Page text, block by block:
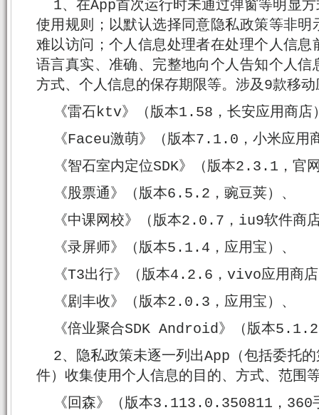
1、在App首次运行时未通过弹窗等明显
使用规则；以默认选择同意隐私政策等非
难以访问；个人信息处理者在处理个人信
语言真实、准确、完整地向个人告知个人
方式、个人信息的保存期限等。涉及9款移
《雷石ktv》（版本1.58，长安应用商店
《Faceu激萌》（版本7.1.0，小米应用
《智石室内定位SDK》（版本2.3.1，官
《股票通》（版本6.5.2，豌豆荚）、
《中课网校》（版本2.0.7，iu9软件商
《录屏师》（版本5.1.4，应用宝）、
《T3出行》（版本4.2.6，vivo应用商
《剧丰收》（版本2.0.3，应用宝）、
《倍业聚合SDK Android》（版本
2、隐私政策未逐一列出App（包括委托
件）收集使用个人信息的目的、方式、范围
《回森》（版本3.113.0.350811，360